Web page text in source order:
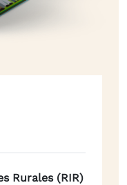
Rurales (RIR)